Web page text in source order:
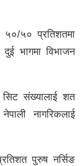
५०/५० प्रतिशतमा
भागमा विभाजन
सिट संख्यालाई शत
नागरिकलाई
पुरुष नर्सिङ